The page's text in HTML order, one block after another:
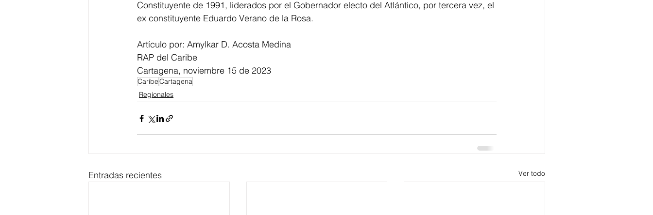
Constituyente de 1991, liderados por el Gobernador electo del Atlántico, por tercera vez, el
ex constituyente Eduardo Verano de la Rosa.
Artículo por: Amylkar D. Acosta Medina
RAP del Caribe
Cartagena, noviembre 15 de 2023
CaribeCartagena
Regionales
Entradas recientes Ver todo